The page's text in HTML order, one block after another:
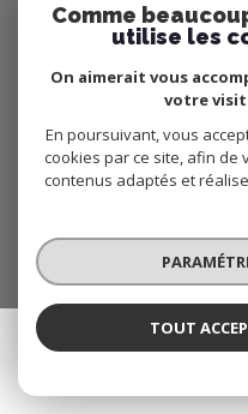
© 2026 | TOUS DROITS
NOS HONORAIRES
PLAN DU SITE
Comme
utilise les
On aimerait vous
votre
En poursuivant, vous
cookies par ce site, afin de
contenus adaptés et
TOUT